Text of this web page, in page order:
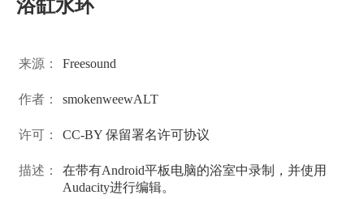
浴缸水环
来源： Freesound
作者： smokenweewALT
许可： CC-BY 保留署名许可协议
描述：
在带有Android平板电脑的浴室中录制，并使用
Audacity进行编辑。